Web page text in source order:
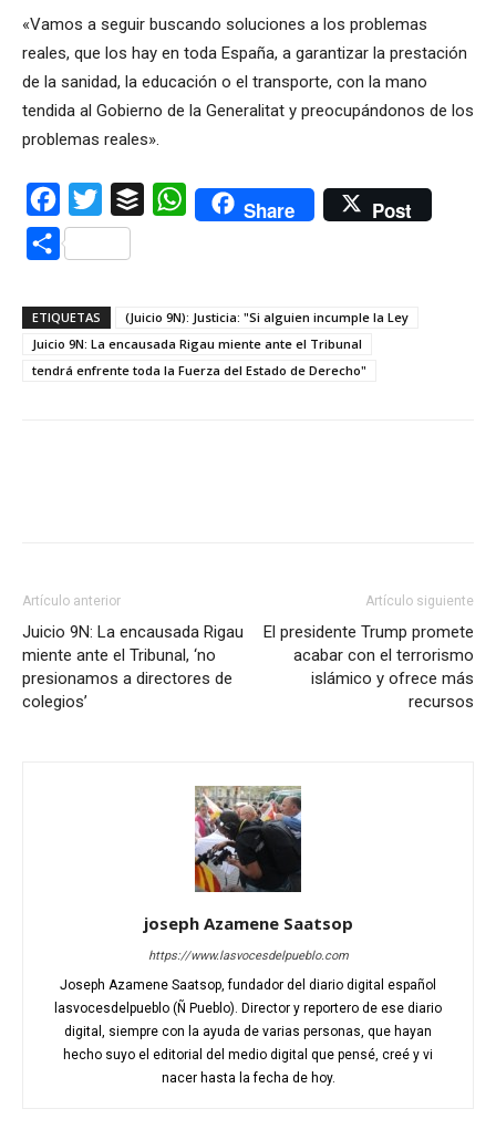
«Vamos a seguir buscando soluciones a los problemas
reales, que los hay en toda España, a garantizar la prestación
de la sanidad, la educación o el transporte, con la mano
tendida al Gobierno de la Generalitat y preocupándonos de los
problemas reales».
Facebook
Twitter Buffer WhatsAppShare Post
Compartir
ETIQUETAS
(Juicio 9N): Justicia: "Si alguien incumple la Ley
Juicio 9N: La encausada Rigau miente ante el Tribunal
tendrá enfrente toda la Fuerza del Estado de Derecho"
Artículo anterior
Juicio 9N: La encausada Rigau
miente ante el Tribunal, ‘no
presionamos a directores de
colegios’
Artículo siguiente
El presidente Trump promete
acabar con el terrorismo
islámico y ofrece más
recursos
joseph Azamene Saatsop
https://www.lasvocesdelpueblo.com
Joseph Azamene Saatsop, fundador del diario digital español
lasvocesdelpueblo (Ñ Pueblo). Director y reportero de ese diario
digital, siempre con la ayuda de varias personas, que hayan
hecho suyo el editorial del medio digital que pensé, creé y vi
nacer hasta la fecha de hoy.